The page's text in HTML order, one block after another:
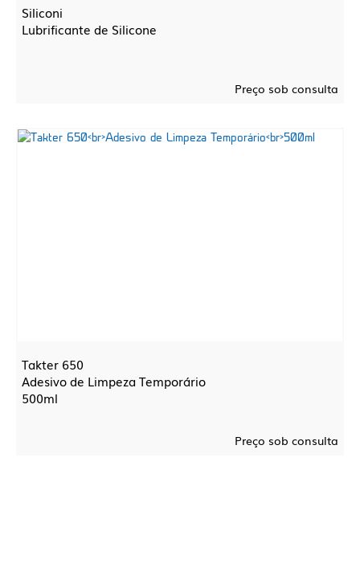
Siliconi
Lubrificante de Silicone
Preço sob consulta
Takter 650
Adesivo de Limpeza Temporário
500ml
Preço sob consulta